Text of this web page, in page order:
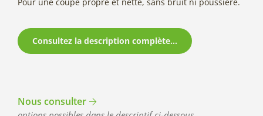
Pour une coupe propre et nette, sans bruit ni poussière.
Consultez la description complète...
Nous consulter